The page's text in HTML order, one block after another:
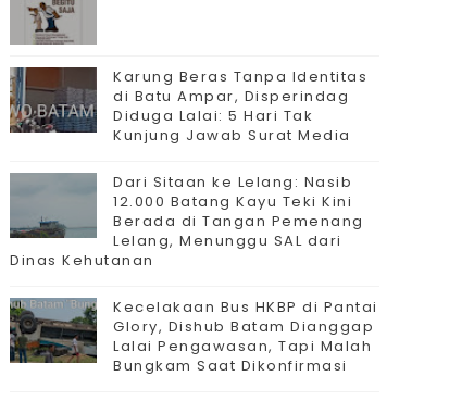
Karung Beras Tanpa Identitas
di Batu Ampar, Disperindag
Diduga Lalai: 5 Hari Tak
Kunjung Jawab Surat Media
Dari Sitaan ke Lelang: Nasib
12.000 Batang Kayu Teki Kini
Berada di Tangan Pemenang
Lelang, Menunggu SAL dari
Dinas Kehutanan
Kecelakaan Bus HKBP di Pantai
Glory, Dishub Batam Dianggap
Lalai Pengawasan, Tapi Malah
Bungkam Saat Dikonfirmasi